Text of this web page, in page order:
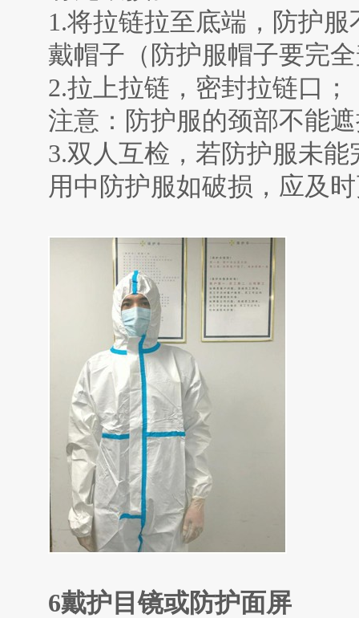
1.将拉链拉至底端，防护
戴帽子（防护服帽子要完
2.拉上拉链，密封拉链口；
注意：防护服的颈部不能
3.双人互检，若防护服未
用中防护服如破损，应及
6戴护目镜或防护面屏